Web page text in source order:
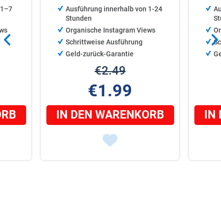
Ausführung innerhalb von 1-24
Stunden
Organische Instagram Views
Schrittweise Ausführung
Geld-zurück-Garantie
€2.49
€1.99
IN DEN WARENKORB